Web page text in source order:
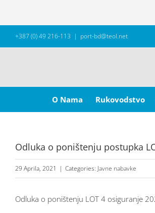
+387 (0) 49 216-113 | port-bd@teol.net
for:
O Nama
Rukovodstvo
Odluka o poništenju postupka
29 Aprila, 2021 | Categories: Javne nabavke
Odluka o poništenju LOT 4 osiguranje